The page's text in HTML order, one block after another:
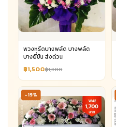
พวงหรีดบางพลัด บางพลัด
บางยี่ขัน ส่งด่วน
฿1,500฿1,800
-19%